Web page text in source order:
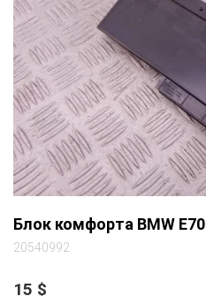
Блок комфорта BMW E70
20540992
15 $